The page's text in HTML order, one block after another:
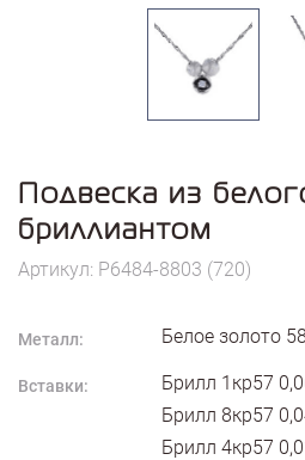
Подвеска из
бриллиантом
Артикул: P6484-8803 (720)
Металл: Белое золото
Вставки:
Брилл 1кр57
Брилл 8кр57
Брилл 4кр57